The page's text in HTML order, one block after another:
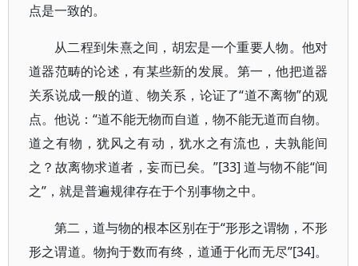
点是一致的。
从二程到朱熹之间，胡宏是一个重要人物。他对
道器范畴的论述，有某些新的发展。第一，他把道器
关系说成一般的道、物关系，论证了“道不离物”的观
点。他说：“道不能无物而自道，物不能无道而自物。
道之有物，犹风之有动，犹水之有流也，夫孰能间
之？故离物求道者，妄而已矣。”[33] 道与物不能“间
之”，就是普遍规律存在于个别事物之中。
第二，道与物的根本区别在于“形形之谓物，不形
形之谓道。物拘于数而有终，道通于化而无尽”[34]。